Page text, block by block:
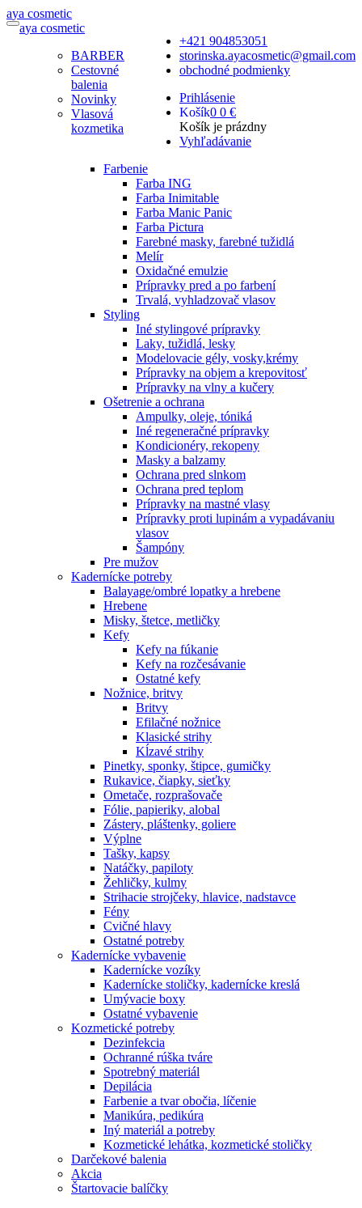
aya cosmetic
+421 904853051
storinska.ayacosmetic@gmail.com
obchodné podmienky
Prihlásenie
Košík0 0 €
Košík je prázdny
Vyhľadávanie
aya cosmetic
BARBER
Cestovné
balenia
Novinky
Vlasová
kozmetika
Farbenie
Farba ING
Farba Inimitable
Farba Manic Panic
Farba Pictura
Farebné masky, farebné tužidlá
Melír
Oxidačné emulzie
Prípravky pred a po farbení
Trvalá, vyhladzovač vlasov
Styling
Iné stylingové prípravky
Laky, tužidlá, lesky
Modelovacie gély, vosky,krémy
Prípravky na objem a krepovitosť
Prípravky na vlny a kučery
Ošetrenie a ochrana
Ampulky, oleje, tóniká
Iné regeneračné prípravky
Kondicionéry, rekopeny
Masky a balzamy
Ochrana pred slnkom
Ochrana pred teplom
Prípravky na mastné vlasy
Prípravky proti lupinám a vypadávaniu
vlasov
Šampóny
Pre mužov
Kadernícke potreby
Balayage/ombré lopatky a hrebene
Hrebene
Misky, štetce, metličky
Kefy
Kefy na fúkanie
Kefy na rozčesávanie
Ostatné kefy
Nožnice, britvy
Britvy
Efilačné nožnice
Klasické strihy
Kĺzavé strihy
Pinetky, sponky, štipce, gumičky
Rukavice, čiapky, sieťky
Ometače, rozprašovače
Fólie, papieriky, alobal
Zástery, pláštenky, goliere
Výplne
Tašky, kapsy
Natáčky, papiloty
Žehličky, kulmy
Strihacie strojčeky, hlavice, nadstavce
Fény
Cvičné hlavy
Ostatné potreby
Kadernícke vybavenie
Kadernícke vozíky
Kadernícke stoličky, kadernícke kreslá
Umývacie boxy
Ostatné vybavenie
Kozmetické potreby
Dezinfekcia
Ochranné rúška tváre
Spotrebný materiál
Depilácia
Farbenie a tvar obočia, líčenie
Manikúra, pedikúra
Iný materiál a potreby
Kozmetické lehátka, kozmetické stoličky
Darčekové balenia
Akcia
Štartovacie balíčky